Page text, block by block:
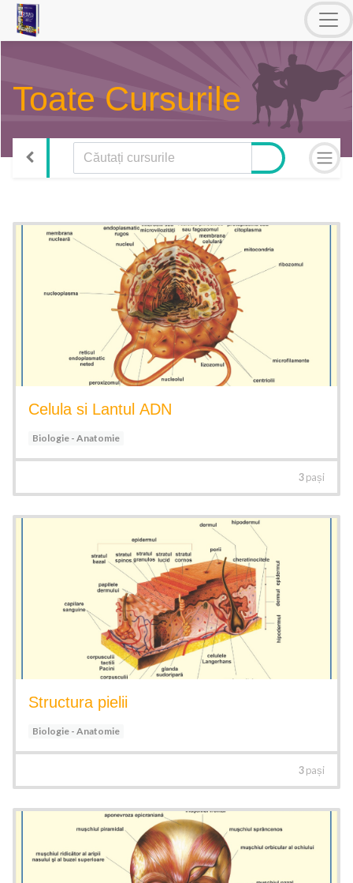
Toate Cursurile
Celula si Lantul ADN
Biologie - Anatomie
3pași
Structura pielii
Biologie - Anatomie
3pași